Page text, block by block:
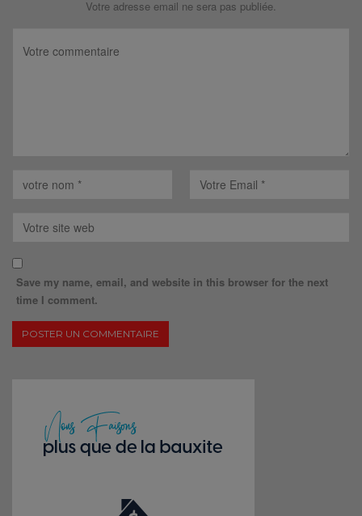
Votre adresse email ne sera pas publiée.
Save my name, email, and website in this browser for the next
time I comment.